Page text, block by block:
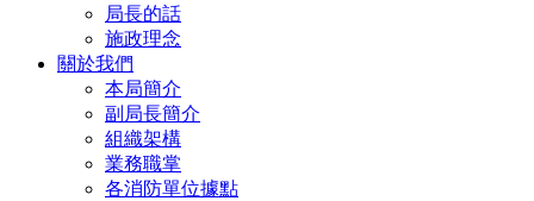
局長的話
施政理念
關於我們
本局簡介
副局長簡介
組織架構
業務職掌
各消防單位據點